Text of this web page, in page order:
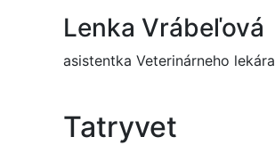
Lenka Vrábeľová
asistentka Veterinárneho lekára
Tatryvet